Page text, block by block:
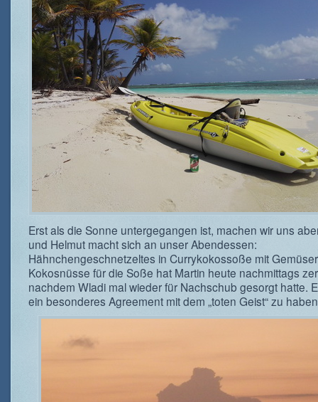
Erst als die Sonne untergegangen ist, machen wir uns
und Helmut macht sich an unser Abendessen:
Hähnchengeschnetzeltes in Currykokossoße mit
Kokosnüsse für die Soße hat Martin heute nachmittags
nachdem Wladi mal wieder für Nachschub gesorgt hatte.
ein besonderes Agreement mit dem „toten Geist“ zu